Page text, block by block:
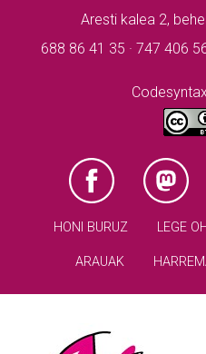
Aresti kalea 2,
688 86 41 35 · 747 406
HONI BURUZ LEGE
ARAUAK